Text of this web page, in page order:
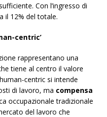
Con l’ingresso di
il 12% del totale.
centric’
rappresentano una
tiene al centro il valore
centric si intende
di lavoro, ma compensa
occupazionale tradizionale
del lavoro che